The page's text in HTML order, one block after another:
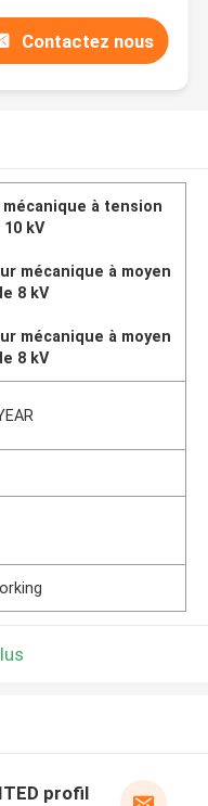
Contactez nous
à tension
kV
mécanique à moyen
8 kV
mécanique à moyen
8 kV
profil